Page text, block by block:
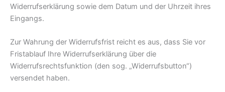
Widerrufserklärung sowie dem Datum und der Uhrzeit ihres
Eingangs.
Zur Wahrung der Widerrufsfrist reicht es aus, dass Sie vor
Fristablauf Ihre Widerrufserklärung über die
Widerrufsrechtsfunktion (den sog. „Widerrufsbutton“)
versendet haben.